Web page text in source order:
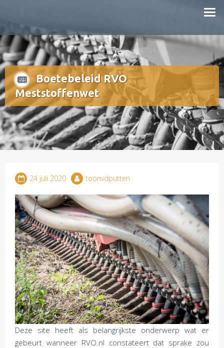
inhoud
Boetebeleid RVO
Meststoffenwet
24 juli 2020 toonvdputten
Deze site heeft als belangrijkste onderwerp wat er
gebeurt wanneer RVO.nl constateert dat sprake zou